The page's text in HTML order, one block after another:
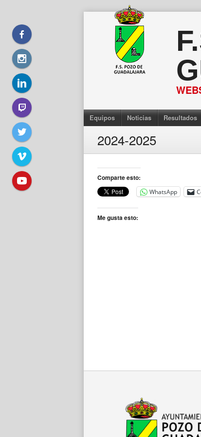
Equipos Noticias Resultados
2024-2025
Comparte esto:
WhatsApp
Me gusta esto: